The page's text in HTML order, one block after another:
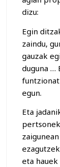
dizu:
Egin
zaindu,
gauzak
duguna …
egun.
Eta
eta